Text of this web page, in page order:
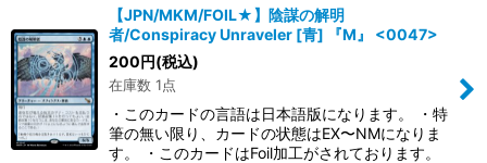
【JPN/MKM/FOIL★】陰謀の解明
者/Conspiracy Unraveler [青] 『M』 <0047>
200円(税込)
在庫数 1点
・このカードの言語は日本語版になります。 ・特
筆の無い限り、カードの状態はEX〜NMになりま
す。 ・このカードはFoil加工がされております。